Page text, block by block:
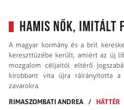
Hamis nők, imitált
A magyar kormány és a brit
kereszttüzébe került, amiért az új
mozgalom céljaitól eltérő
kirobbant vita újra ráirányította
zavarokra.
RIMASZOMBATI ANDREA / HÁTTÉR